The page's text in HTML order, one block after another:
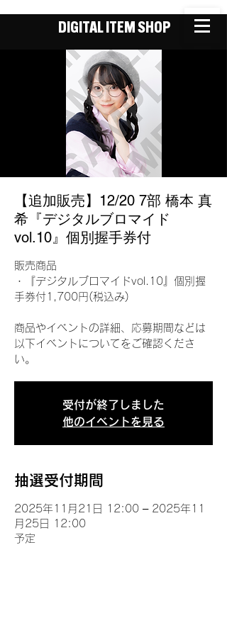
DIGITAL ITEM SHOP
【追加販売】12/20 7部 橋本 真
希『デジタルブロマイド
vol.10』個別握手券付
販売商品
・『デジタルブロマイドvol.10』個別握
手券付1,700円(税込み)
商品やイベントの詳細、応募期間などは
以下イベントについてをご確認くださ
い。
受付が終了しました
他のイベントを見る
抽選受付期間
2025年11月21日 12:00 – 2025年11
月25日 12:00
予定